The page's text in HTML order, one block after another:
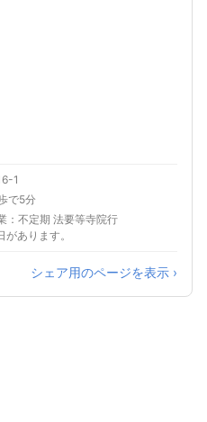
1
で5分
：不定期 法要等寺院行
あります。
シェア用のページを表示 ›